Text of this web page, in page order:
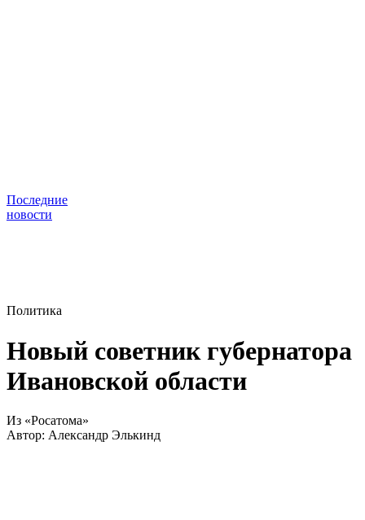
Последние
новости
Политика
Новый советник губернатора
Ивановской области
Из «Росатома»
Автор: Александр Элькинд